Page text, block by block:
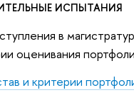
ИСПЫТАНИЯ
в
оценивания
и критерии